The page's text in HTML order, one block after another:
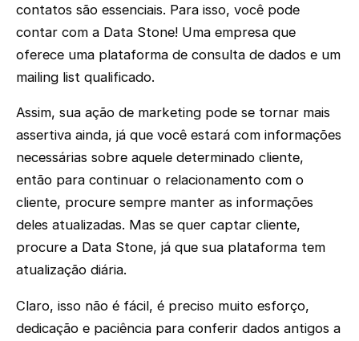
contatos são essenciais. Para isso, você pode
contar com a Data Stone! Uma empresa que
oferece uma plataforma de consulta de dados e um
mailing list qualificado.
Assim, sua ação de marketing pode se tornar mais
assertiva ainda, já que você estará com informações
necessárias sobre aquele determinado cliente,
então para continuar o relacionamento com o
cliente, procure sempre manter as informações
deles atualizadas. Mas se quer captar cliente,
procure a Data Stone, já que sua plataforma tem
atualização diária.
Claro, isso não é fácil, é preciso muito esforço,
dedicação e paciência para conferir dados antigos a